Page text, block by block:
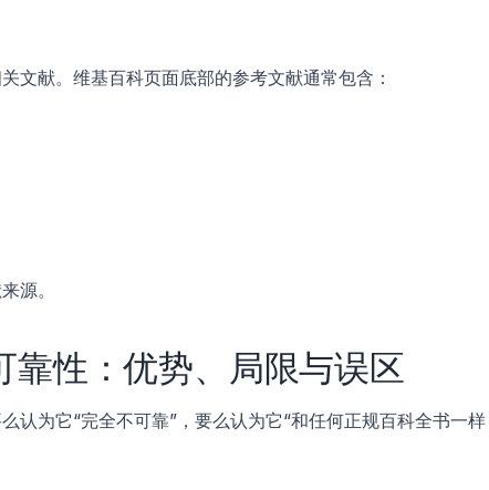
关文献。维基百科页面底部的参考文献通常包含：
源。
靠性：优势、局限与误区
认为它“完全不可靠”，要么认为它“和任何正规百科全书一样